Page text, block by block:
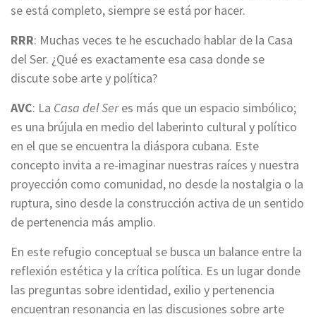
se está completo, siempre se está por hacer.
RRR: Muchas veces te he escuchado hablar de la Casa
del Ser. ¿Qué es exactamente esa casa donde se
discute sobe arte y política?
AVC: La Casa del Seres más que un espacio simbólico;
es una brújula en medio del laberinto cultural y político
en el que se encuentra la diáspora cubana. Este
concepto invita a re-imaginar nuestras raíces y nuestra
proyección como comunidad, no desde la nostalgia o la
ruptura, sino desde la construcción activa de un sentido
de pertenencia más amplio.
En este refugio conceptual se busca un balance entre la
reflexión estética y la crítica política. Es un lugar donde
las preguntas sobre identidad, exilio y pertenencia
encuentran resonancia en las discusiones sobre arte